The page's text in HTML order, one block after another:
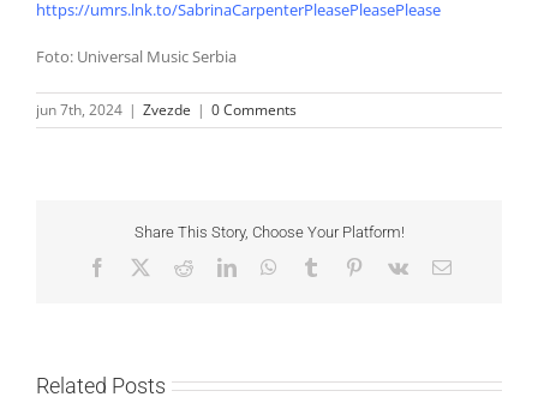
https://umrs.lnk.to/SabrinaCarpenterPleasePleasePlease
Foto: Universal Music Serbia
jun 7th, 2024 | Zvezde | 0 Comments
Share This Story, Choose Your Platform!
Facebook RedditLinkedInWhatsApp
Tumblr Pinterest
Vk Email
Related Posts